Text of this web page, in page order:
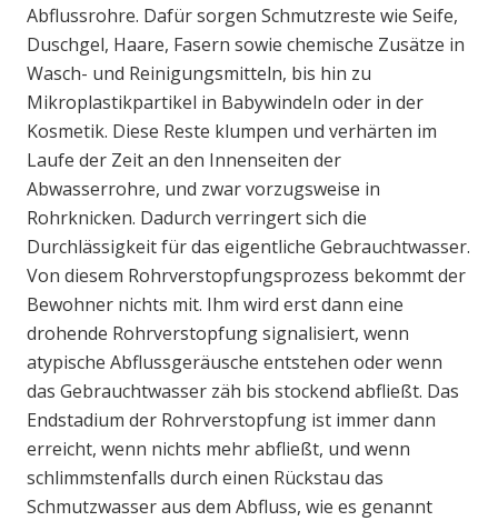
Abflussrohre. Dafür sorgen Schmutzreste wie Seife,
Duschgel, Haare, Fasern sowie chemische Zusätze in
Wasch- und Reinigungsmitteln, bis hin zu
Mikroplastikpartikel in Babywindeln oder in der
Kosmetik. Diese Reste klumpen und verhärten im
Laufe der Zeit an den Innenseiten der
Abwasserrohre, und zwar vorzugsweise in
Rohrknicken. Dadurch verringert sich die
Durchlässigkeit für das eigentliche Gebrauchtwasser.
Von diesem Rohrverstopfungsprozess bekommt der
Bewohner nichts mit. Ihm wird erst dann eine
drohende Rohrverstopfung signalisiert, wenn
atypische Abflussgeräusche entstehen oder wenn
das Gebrauchtwasser zäh bis stockend abfließt. Das
Endstadium der Rohrverstopfung ist immer dann
erreicht, wenn nichts mehr abfließt, und wenn
schlimmstenfalls durch einen Rückstau das
Schmutzwasser aus dem Abfluss, wie es genannt